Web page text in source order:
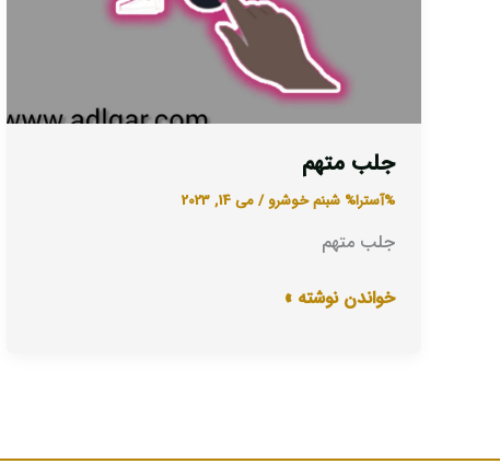
جلب متهم
%آسترا% شبنم خوشرو/می 14, 2023
جلب متهم
خواندن نوشته »